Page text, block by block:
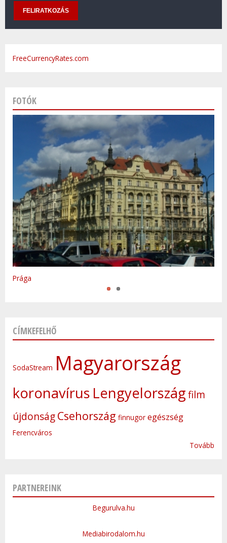
FreeCurrencyRates.com
FOTÓK
Prága
Varsó
CÍMKEFELHŐ
SodaStream Magyarország
koronavírus Lengyelországfilm
újdonságCsehország finnugor egészség
Ferencváros
Tovább
PARTNEREINK
Begurulva.hu
Mediabirodalom.hu